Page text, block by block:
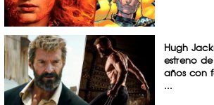
Hugh
estreno
años con
...